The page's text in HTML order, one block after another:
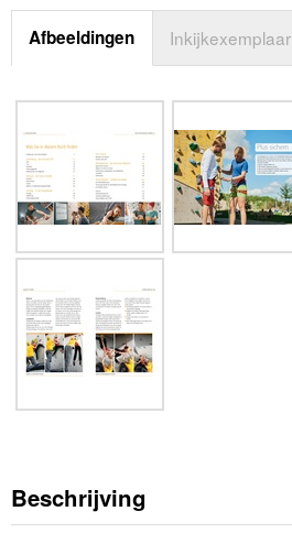
Afbeeldingen Inkijkexemplaar
Beschrijving